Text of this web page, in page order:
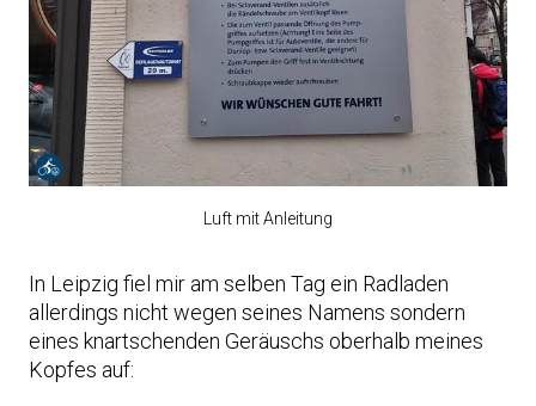
Luft mit Anleitung
In Leipzig fiel mir am selben Tag ein Radladen
allerdings nicht wegen seines Namens sondern
eines knartschenden Geräuschs oberhalb meines
Kopfes auf: